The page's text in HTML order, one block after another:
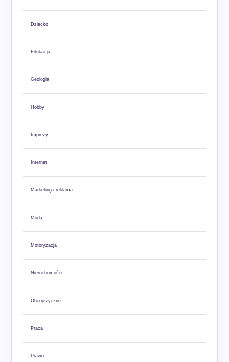
Dziecko
Edukacja
Geologia
Hobby
Imprezy
Internet
Marketing i reklama
Moda
Motoryzacja
Nieruchomości
Obcojęzyczne
Praca
Prawo